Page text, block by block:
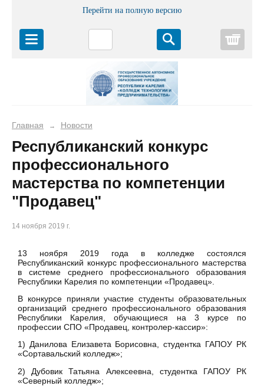
Перейти на полную версию
Главная → Новости
Республиканский конкурс
профессионального
мастерства по компетенции
"Продавец"
14 ноября 2019 г.
13 ноября 2019 года в колледже состоялся
Республиканский конкурс профессионального мастерства
в системе среднего профессионального образования
Республики Карелия по компетенции «Продавец».
В конкурсе приняли участие студенты образовательных
организаций среднего профессионального образования
Республики Карелия, обучающиеся на 3 курсе по
профессии СПО «Продавец, контролер-кассир»:
1) Данилова Елизавета Борисовна, студентка ГАПОУ РК
«Сортавальский колледж»;
2) Дубовик Татьяна Алексеевна, студентка ГАПОУ РК
«Северный колледж»;